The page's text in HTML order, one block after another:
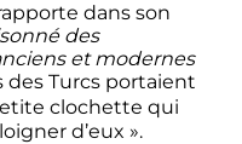
dans son
des
et modernes
des Turcs portaient
clochette qui
d’eux ».